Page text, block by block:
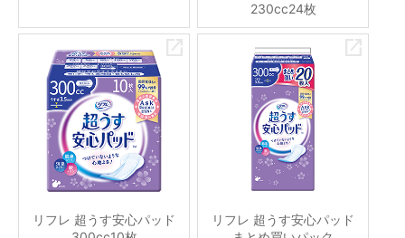
230cc24枚
リフレ 超うす安心パッド
リフレ 超うす安心パッド